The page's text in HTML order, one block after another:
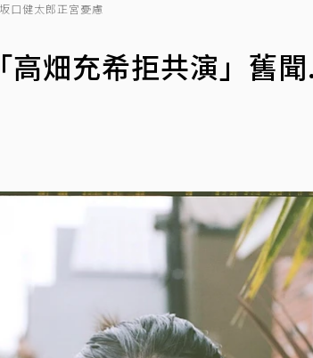
口健太郎正宮憂慮
畑充希拒共演」舊